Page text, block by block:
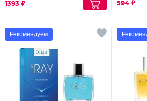
1393 ₽ 594 ₽
Рекомендуем